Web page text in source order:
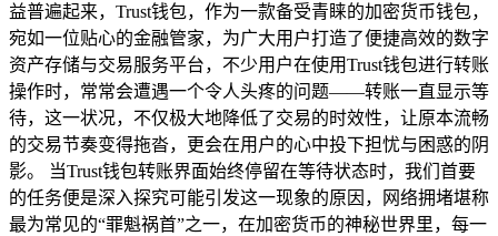
益普遍起来，Trust钱包，作为一款备受青睐的加密货币钱包，
宛如一位贴心的金融管家，为广大用户打造了便捷高效的数字
资产存储与交易服务平台，不少用户在使用Trust钱包进行转账
操作时，常常会遭遇一个令人头疼的问题——转账一直显示等
待，这一状况，不仅极大地降低了交易的时效性，让原本流畅
的交易节奏变得拖沓，更会在用户的心中投下担忧与困惑的阴
影。 当Trust钱包转账界面始终停留在等待状态时，我们首要
的任务便是深入探究可能引发这一现象的原因，网络拥堵堪称
最为常见的“罪魁祸首”之一，在加密货币的神秘世界里，每一